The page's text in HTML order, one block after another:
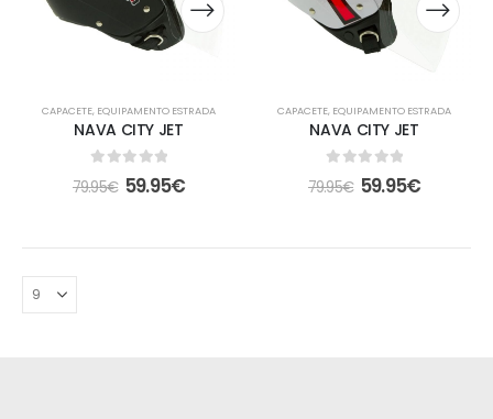
CAPACETE, EQUIPAMENTO ESTRADA
NAVA CITY JET
out of 5
79.95€ 59.95€
CAPACETE, EQUIPAMENTO ESTRADA
NAVA CITY JET
out of 5
79.95€ 59.95€